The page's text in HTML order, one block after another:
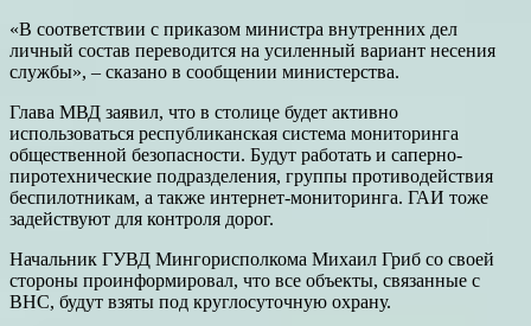
«В соответствии с приказом министра внутренних дел
личный состав переводится на усиленный вариант несения
службы», – сказано в сообщении министерства.
Глава МВД заявил, что в столице будет активно
использоваться республиканская система мониторинга
общественной безопасности. Будут работать и саперно-
пиротехнические подразделения, группы противодействия
беспилотникам, а также интернет-мониторинга. ГАИ тоже
задействуют для контроля дорог.
Начальник ГУВД Мингорисполкома Михаил Гриб со своей
стороны проинформировал, что все объекты, связанные с
ВНС, будут взяты под круглосуточную охрану.